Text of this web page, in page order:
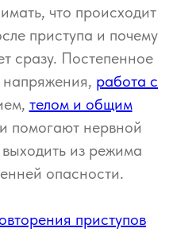
что происходит
приступа и почему
сразу. Постепенное
напряжения, работа с
телом и общим
помогают нервной
из режима
опасности.
приступов